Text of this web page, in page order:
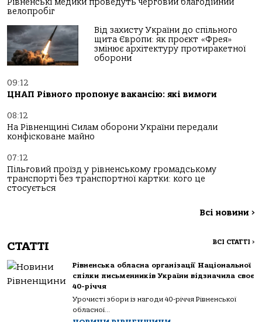
велопробіг
Від захисту України до спільного
щита Європи: як проєкт «Фрея»
змінює архітектуру протиракетної
оборони
09:12
ЦНАП Рівного пропонує вакансію: які вимоги
08:12
На Рівненщині Силам оборони України передали
конфісковане майно
07:12
Пільговий проїзд у рівненському громадському
транспорті без транспортної картки: кого це
стосується
Всі новини >
СТАТТІ ВСІ СТАТТІ >
Рівненська обласна організації Національної
спілки письменників України відзначила своє
40-річчя
Урочисті збори із нагоди 40-річчя Рівненської
обласної...